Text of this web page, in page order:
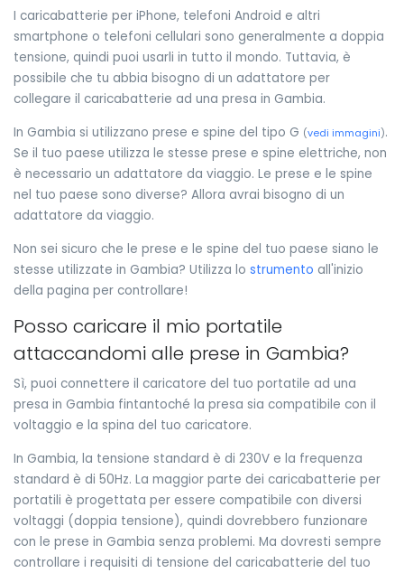
I caricabatterie per iPhone, telefoni Android e altri
smartphone o telefoni cellulari sono generalmente a doppia
tensione, quindi puoi usarli in tutto il mondo. Tuttavia, è
possibile che tu abbia bisogno di un adattatore per
collegare il caricabatterie ad una presa in Gambia.
In Gambia si utilizzano prese e spine del tipo G (vedi immagini).
Se il tuo paese utilizza le stesse prese e spine elettriche, non
è necessario un adattatore da viaggio. Le prese e le spine
nel tuo paese sono diverse? Allora avrai bisogno di un
adattatore da viaggio.
Non sei sicuro che le prese e le spine del tuo paese siano le
stesse utilizzate in Gambia? Utilizza lo strumento all'inizio
della pagina per controllare!
Posso caricare il mio portatile
attaccandomi alle prese in Gambia?
Sì, puoi connettere il caricatore del tuo portatile ad una
presa in Gambia fintantoché la presa sia compatibile con il
voltaggio e la spina del tuo caricatore.
In Gambia, la tensione standard è di 230V e la frequenza
standard è di 50Hz. La maggior parte dei caricabatterie per
portatili è progettata per essere compatibile con diversi
voltaggi (doppia tensione), quindi dovrebbero funzionare
con le prese in Gambia senza problemi. Ma dovresti sempre
controllare i requisiti di tensione del caricabatterie del tuo